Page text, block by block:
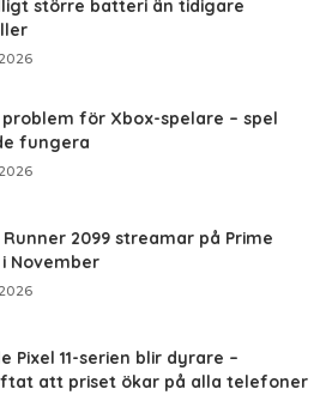
större batteri än tidigare
för Xbox-spelare – spel
fungera
Runner 2099 streamar på Prime
November
Pixel 11-serien blir dyrare –
att priset ökar på alla telefoner